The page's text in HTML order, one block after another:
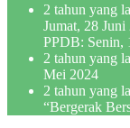
2 tahun yang
Jumat, 28
PPDB: Senin,
2 tahun yang
Mei 2024
2 tahun yang
“Bergerak